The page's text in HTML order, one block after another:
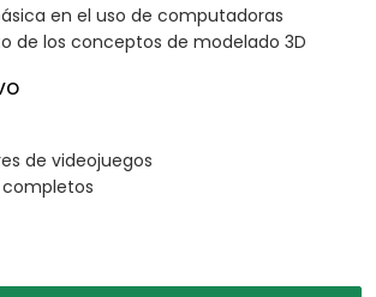
en el uso de computadoras
de los conceptos de modelado 3D
de videojuegos